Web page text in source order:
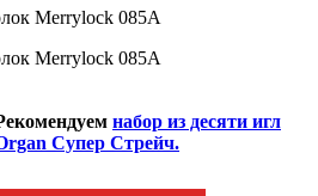
набор из десяти игл
Супер Стрейч.